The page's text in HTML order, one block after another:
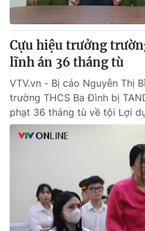
Cựu hiệu trưởng
lĩnh án 36 tháng tù
VTV.vn - Bị cáo Nguyễn Thị
trường THCS Ba Đình bị
phạt 36 tháng tù về tội Lợi